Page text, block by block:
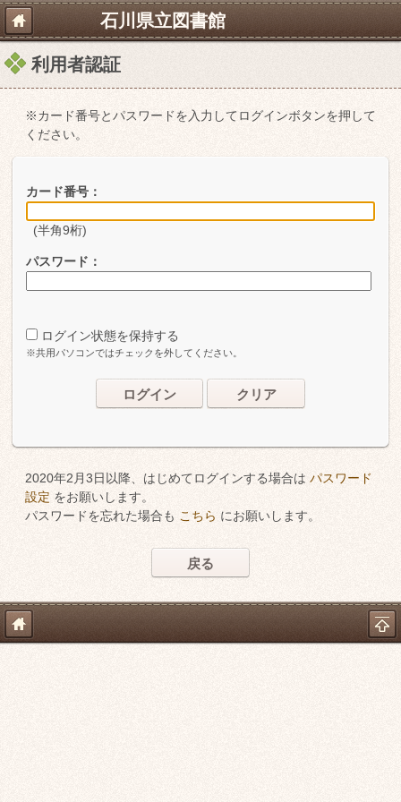
石川県立図書館
利用者認証
※カード番号とパスワードを入力してログインボタンを押して
ください。
カード番号：
(半角9桁)
パスワード：
ログイン状態を保持する
※共用パソコンではチェックを外してください。
ログイン クリア
2020年2月3日以降、はじめてログインする場合は パスワード
設定 をお願いします。
パスワードを忘れた場合も こちら にお願いします。
戻る